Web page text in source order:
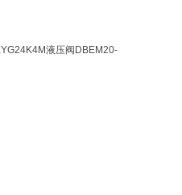
液压阀DBEM20-